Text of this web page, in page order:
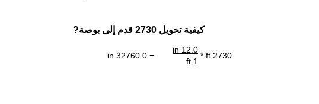
كيفية تحويل 2730 قدم إلى بوصة?
2730 ft *
12.0 in
= 32760.0 in
1 ft